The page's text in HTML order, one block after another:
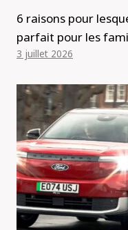
6 raisons pour
parfait pour les
3 juillet 2026